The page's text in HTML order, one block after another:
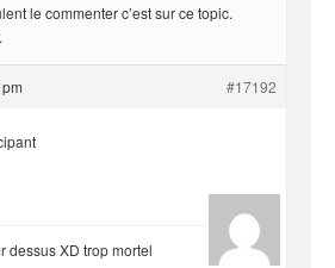
le commenter c’est sur ce topic.
#17192
hjf
dessus XD trop mortel